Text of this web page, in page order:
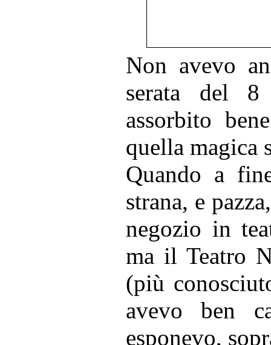
Non avevo
serata del 8
assorbito
quella magica
Quando a
strana, e
negozio in
ma il Teatro
(più
avevo ben
esponevo,